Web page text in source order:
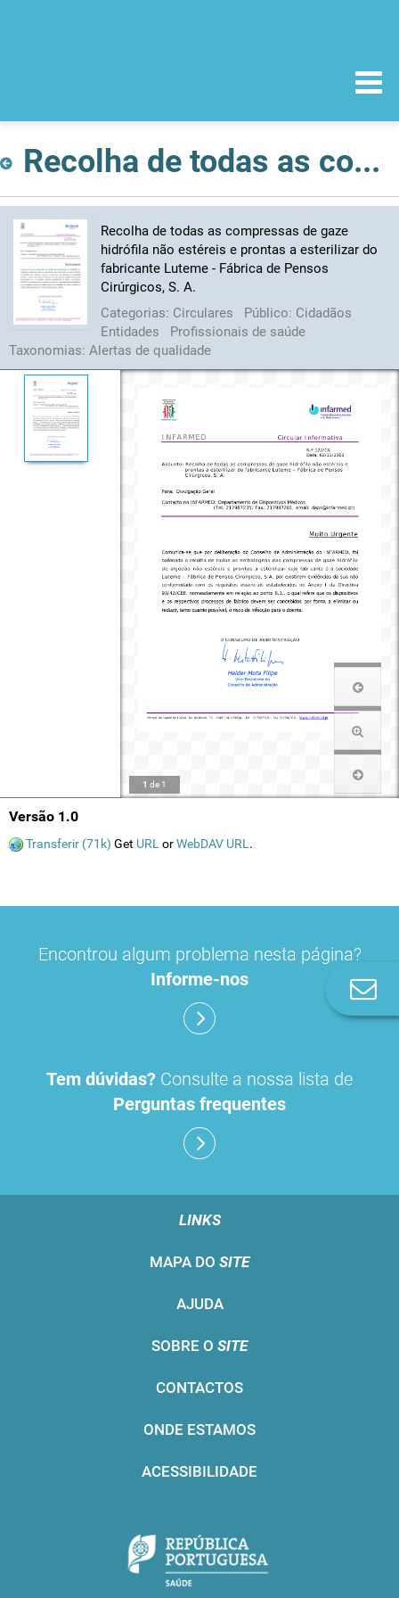
Recolha de todas as compressas de gaze hidrófila não estéreis e prontas a esterilizar do fabricante Luteme - Fábrica de Pensos Cirúrgicos, S. A.
Recolha de todas as compressas de gaze
hidrófila não estéreis e prontas a esterilizar do
fabricante Luteme - Fábrica de Pensos
Cirúrgicos, S. A.
Categorias: Circulares Público: Cidadãos
Entidades
Profissionais de saúde
Taxonomias: Alertas de qualidade
1 de 1
Versão 1.0
Transferir (71k) Get URL orWebDAV URL .
Encontrou algum problema nesta página?
Informe-nos
Tem dúvidas? Consulte a nossa lista de
Perguntas frequentes
LINKS
MAPA DO SITE
AJUDA
SOBRE O SITE
CONTACTOS
ONDE ESTAMOS
ACESSIBILIDADE